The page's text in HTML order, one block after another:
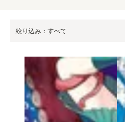
絞り込み：すべて